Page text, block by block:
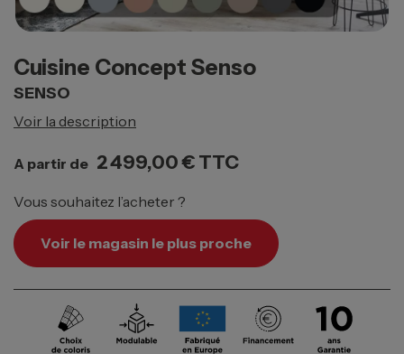
Cuisine Concept Senso
SENSO
Voir la description
A partir de 2 499,00 € TTC
Vous souhaitez l’acheter ?
Voir le magasin le plus proche